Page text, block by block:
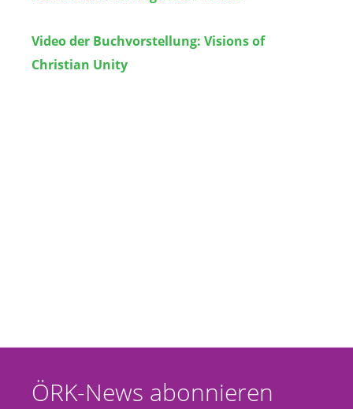
Video der Buchvorstellung: Visions of
Christian Unity
ÖRK-News abonnieren